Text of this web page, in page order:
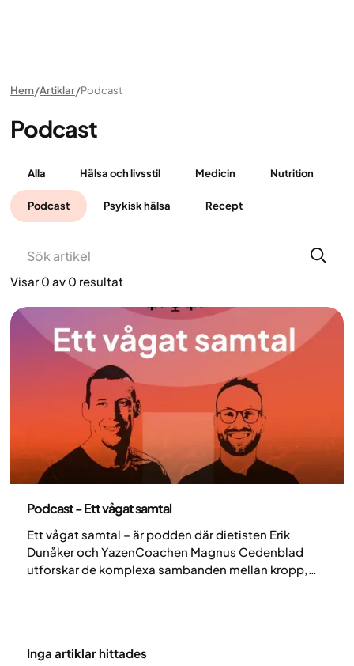
Hem Artiklar Podcast
Podcast
Alla Hälsa och livsstil Medicin Nutrition
Podcast Psykisk hälsa Recept
Visar0 av 0 resultat
Podcast - Ett vågat samtal
Ett vågat samtal – är podden där dietisten Erik
Dunåker och YazenCoachen Magnus Cedenblad
utforskar de komplexa sambanden mellan kropp,
Inga artiklar hittades